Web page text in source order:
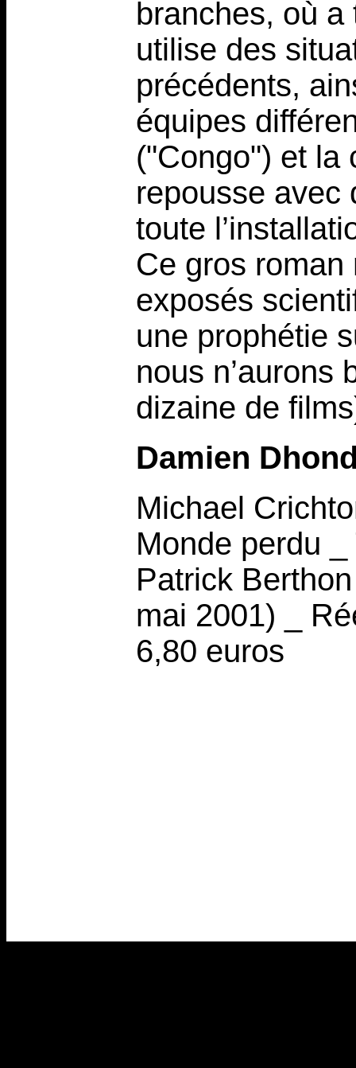
branches, où
utilise des
précédents,
équipes
("Congo") et la
repousse avec
toute
Ce gros roman
exposés
une prophétie
nous n’aurons
dizaine de
Damien
Michael
Monde perdu
Patrick
mai 2001) _
6,80 euros